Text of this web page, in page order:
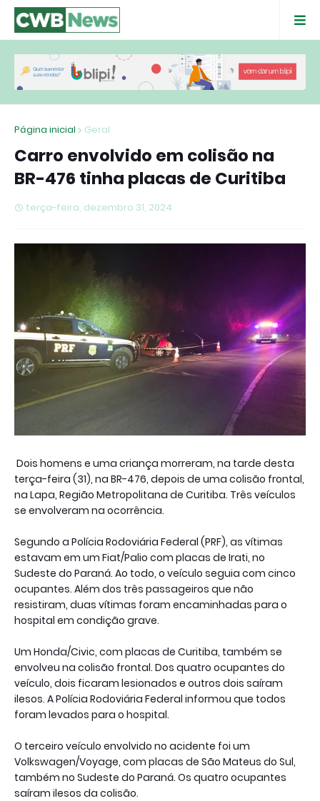
Página inicial Geral
Carro envolvido em colisão na
BR-476 tinha placas de Curitiba
terça-feira, dezembro 31, 2024
Dois homens e uma criança morreram, na tarde desta
terça-feira (31), na BR-476, depois de uma colisão frontal,
na Lapa, Região Metropolitana de Curitiba. Três veículos
se envolveram na ocorrência.
Segundo a Polícia Rodoviária Federal (PRF), as vítimas
estavam em um Fiat/Palio com placas de Irati, no
Sudeste do Paraná. Ao todo, o veículo seguia com cinco
ocupantes. Além dos três passageiros que não
resistiram, duas vítimas foram encaminhadas para o
hospital em condição grave.
Um Honda/Civic, com placas de Curitiba, também se
envolveu na colisão frontal. Dos quatro ocupantes do
veículo, dois ficaram lesionados e outros dois saíram
ilesos. A Polícia Rodoviária Federal informou que todos
foram levados para o hospital.
O terceiro veículo envolvido no acidente foi um
Volkswagen/Voyage, com placas de São Mateus do Sul,
também no Sudeste do Paraná. Os quatro ocupantes
saíram ilesos da colisão.